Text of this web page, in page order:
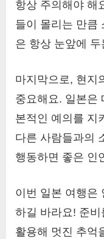
항상 주의해야 해
들이 몰리는 만큼
은 항상 눈앞에
마지막으로, 현지
중요해요. 일본은
본적인 예의를 지
다른 사람들과의
행동하면 좋은 인
이번 일본 여행은
하길 바라요! 준
활용해 멋진 추억